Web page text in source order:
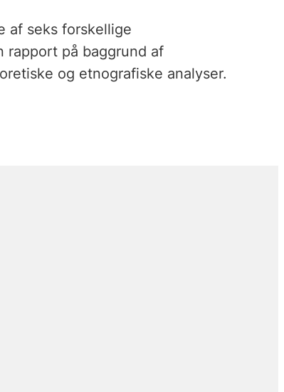
af seks forskellige
rapport på baggrund af
og etnografiske analyser.